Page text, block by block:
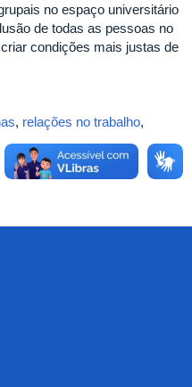
no espaço universitário
de todas as pessoas no
condições mais justas de
, relações no trabalho,